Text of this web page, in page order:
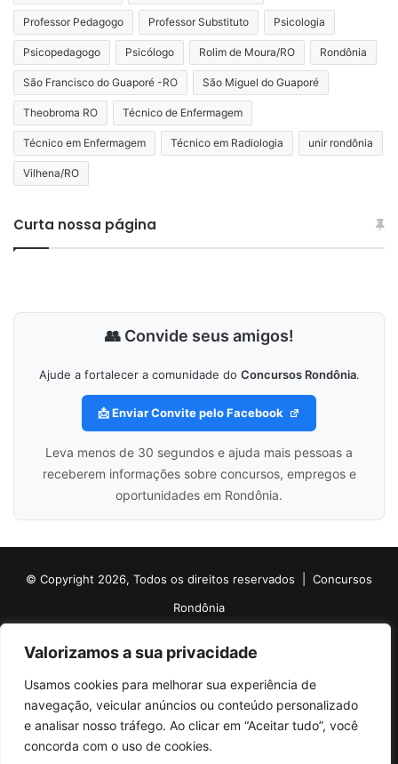
Valorizamos a sua privacidade
Usamos cookies para melhorar sua experiência de
navegação, veicular anúncios ou conteúdo personalizado
e analisar nosso tráfego. Ao clicar em “Aceitar tudo”, você
concorda com o uso de cookies.
Professor Pedagogo Professor Substituto Psicologia
Psicopedagogo Psicólogo Rolim de Moura/RO Rondônia
São Francisco do Guaporé -RO São Miguel do Guaporé
Theobroma RO Técnico de Enfermagem
Técnico em Enfermagem Técnico em Radiologia unir rondônia
Vilhena/RO
Curta nossa página
👥 Convide seus amigos!
Ajude a fortalecer a comunidade do Concursos Rondônia.
📩 Enviar Convite pelo Facebook
Leva menos de 30 segundos e ajuda mais pessoas a
receberem informações sobre concursos, empregos e
oportunidades em Rondônia.
© Copyright 2026, Todos os direitos reservados | Concursos
Rondônia
Sobre o Concursos Rondônia
Siga nossas redes sociais
Web Stories Anuncie
Facebook
X PinterestLinkedinYouTubeInstagramTelegramTikTok